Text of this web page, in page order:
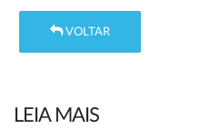
VOLTAR
LEIA MAIS